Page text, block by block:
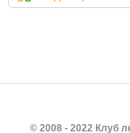
© 2008 - 2022 Клуб